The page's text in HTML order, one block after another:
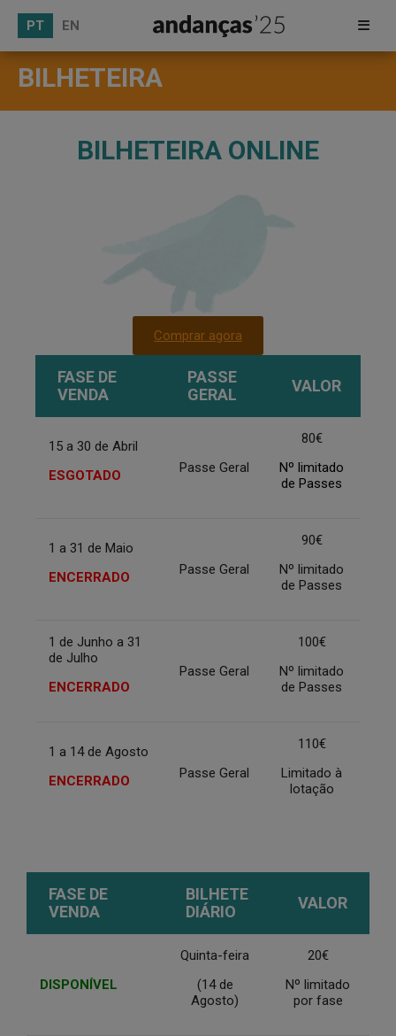
PT EN
BILHETEIRA
BILHETEIRA ONLINE
Comprar agora
FASE DE
VENDA
PASSE
GERAL
VALOR
15 a 30 de Abril
ESGOTADO
Passe Geral
80€
Nº limitado
de Passes
1 a 31 de Maio
ENCERRADO
Passe Geral
90€
Nº limitado
de Passes
1 de Junho a 31
de Julho
ENCERRADO
Passe Geral
100€
Nº limitado
de Passes
1 a 14 de Agosto
ENCERRADO
Passe Geral
110€
Limitado à
lotação
FASE DE
VENDA
BILHETE
DIÁRIO
VALOR
DISPONÍVEL
Quinta-feira
(14 de
Agosto)
20€
Nº limitado
por fase